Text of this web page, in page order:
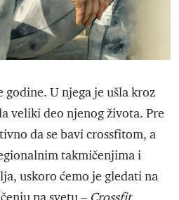
godine. U njega je ušla kroz
veliki deo njenog života. Pre
da se bavi crossfitom, a
takmičenjima i
uskoro ćemo je gledati na